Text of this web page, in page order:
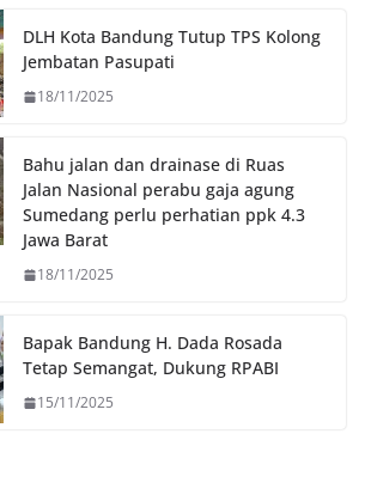
n
k
DLH Kota Bandung Tutup TPS Kolong
Jembatan Pasupati
18/11/2025
Bahu jalan dan drainase di Ruas
Jalan Nasional perabu gaja agung
Sumedang perlu perhatian ppk 4.3
Jawa Barat
18/11/2025
Bapak Bandung H. Dada Rosada
Tetap Semangat, Dukung RPABI
15/11/2025